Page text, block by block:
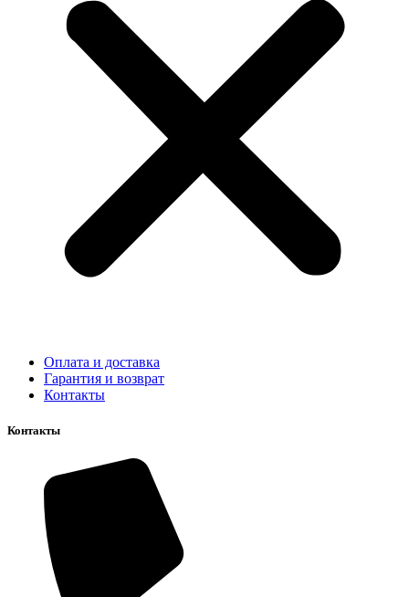
Оплата и доставка
Гарантия и возврат
Контакты
Контакты